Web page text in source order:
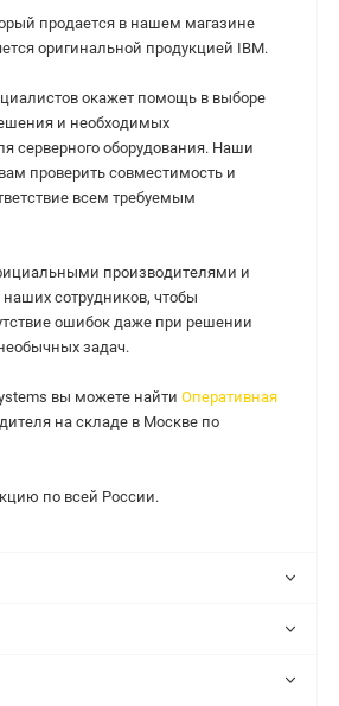
продается в нашем магазине
оригинальной продукцией IBM.
окажет помощь в выборе
и необходимых
серверного оборудования. Наши
проверить совместимость и
всем требуемым
производителями и
наших сотрудников, чтобы
ошибок даже при решении
задач.
вы можете найти Оперативная
на складе в Москве по
по всей России.